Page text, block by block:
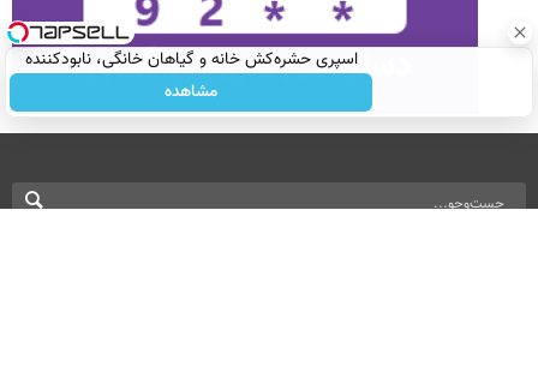
اسپری حشره‌کش خانه و گیاهان خانگی، نابودکننده
انواع حشرات خانگی و آفات
مشاهده